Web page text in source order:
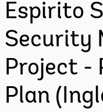
Espirito
Security
Project -
Plan